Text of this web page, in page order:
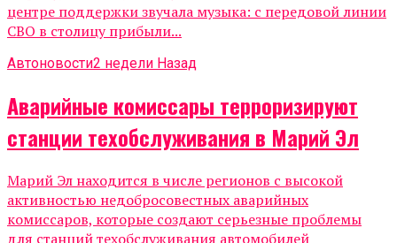
центре поддержки звучала музыка: с передовой линии
СВО в столицу прибыли...
Автоновости2 недели Назад
Аварийные комиссары терроризируют
станции техобслуживания в Марий Эл
Марий Эл находится в числе регионов с высокой
активностью недобросовестных аварийных
комиссаров, которые создают серьезные проблемы
для станций техобслуживания автомобилей